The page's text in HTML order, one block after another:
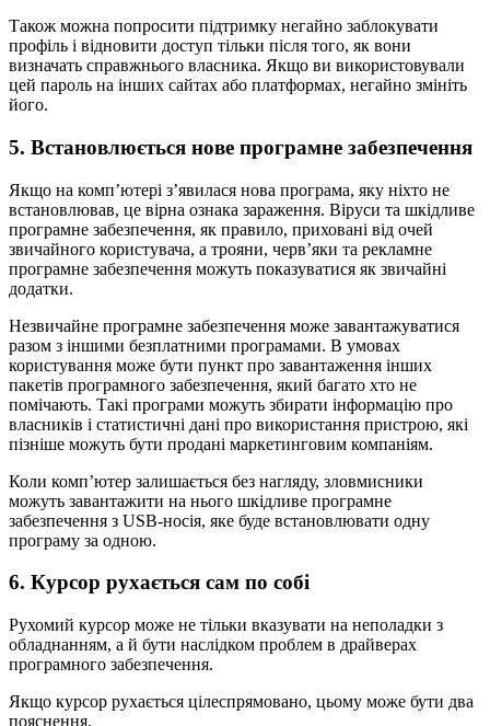
Також можна попросити підтримку негайно заблокувати
профіль і відновити доступ тільки після того, як вони
визначать справжнього власника. Якщо ви використовували
цей пароль на інших сайтах або платформах, негайно змініть
його.
5. Встановлюється нове програмне забезпечення
Якщо на комп’ютері з’явилася нова програма, яку ніхто не
встановлював, це вірна ознака зараження. Віруси та шкідливе
програмне забезпечення, як правило, приховані від очей
звичайного користувача, а трояни, черв’яки та рекламне
програмне забезпечення можуть показуватися як звичайні
додатки.
Незвичайне програмне забезпечення може завантажуватися
разом з іншими безплатними програмами. В умовах
користування може бути пункт про завантаження інших
пакетів програмного забезпечення, який багато хто не
помічають. Такі програми можуть збирати інформацію про
власників і статистичні дані про використання пристрою, які
пізніше можуть бути продані маркетинговим компаніям.
Коли комп’ютер залишається без нагляду, зловмисники
можуть завантажити на нього шкідливе програмне
забезпечення з USB-носія, яке буде встановлювати одну
програму за одною.
6. Курсор рухається сам по собі
Рухомий курсор може не тільки вказувати на неполадки з
обладнанням, а й бути наслідком проблем в драйверах
програмного забезпечення.
Якщо курсор рухається цілеспрямовано, цьому може бути два
пояснення.